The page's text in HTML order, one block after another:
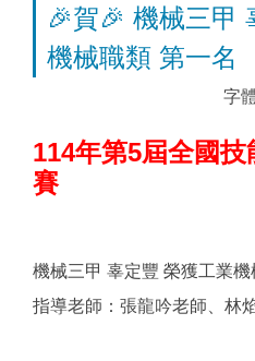
🎉賀🎉 機械三甲
機械職類 第一名
字
114年第5屆全國
賽
機械三甲 辜定豐 榮獲工業機
指導老師：張龍吟老師、林